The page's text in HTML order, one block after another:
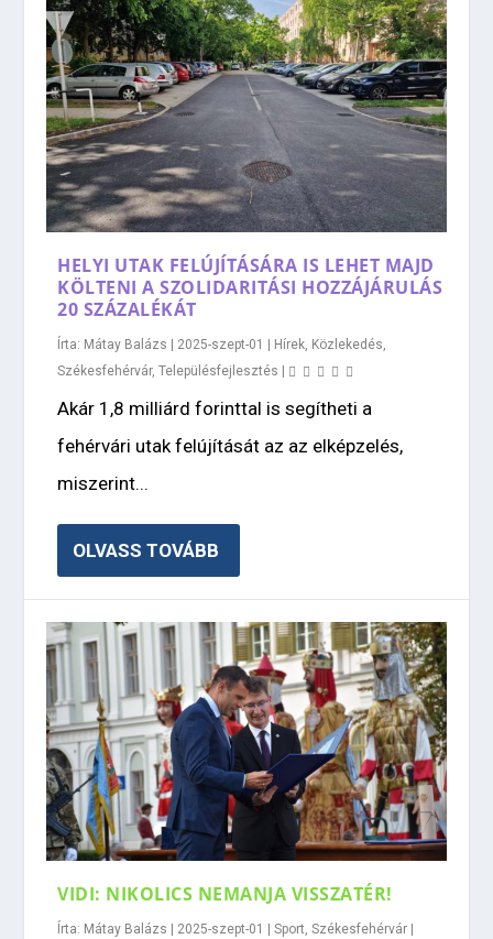
HELYI UTAK FELÚJÍTÁSÁRA IS LEHET MAJD
KÖLTENI A SZOLIDARITÁSI HOZZÁJÁRULÁS
20 SZÁZALÉKÁT
Írta: Mátay Balázs | 2025-szept-01 | Hírek Közlekedés
Székesfehérvár,Településfejlesztés |
Akár 1,8 milliárd forinttal is segítheti a
fehérvári utak felújítását az az elképzelés,
miszerint...
OLVASS TOVÁBB
VIDI: NIKOLICS NEMANJA VISSZATÉR!
Írta: Mátay Balázs 2025-szept-01 |Sport,Székesfehérvár